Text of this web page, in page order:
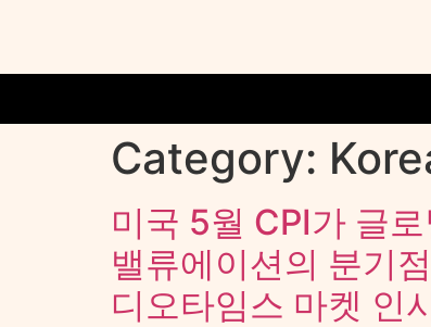
Category:
미국 5월 CPI가 글
밸류에이션의 분기점
디오타임스 마켓 인